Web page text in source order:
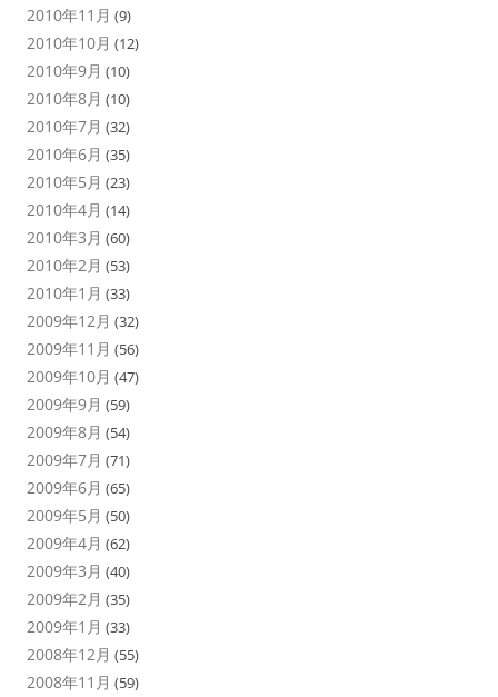
2010年11月 (9)
2010年10月 (12)
2010年9月 (10)
2010年8月 (10)
2010年7月 (32)
2010年6月 (35)
2010年5月 (23)
2010年4月 (14)
2010年3月 (60)
2010年2月 (53)
2010年1月 (33)
2009年12月 (32)
2009年11月 (56)
2009年10月 (47)
2009年9月 (59)
2009年8月 (54)
2009年7月 (71)
2009年6月 (65)
2009年5月 (50)
2009年4月 (62)
2009年3月 (40)
2009年2月 (35)
2009年1月 (33)
2008年12月 (55)
2008年11月 (59)